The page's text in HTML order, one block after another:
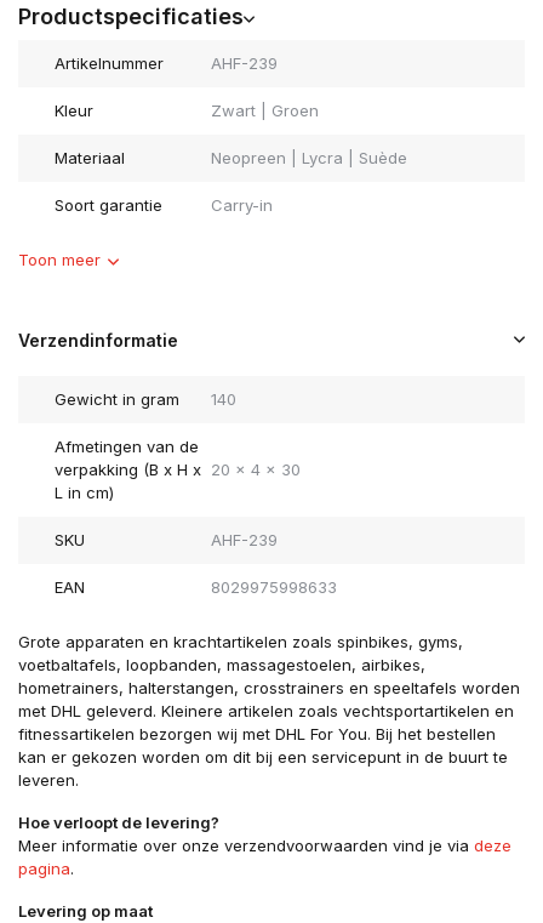
Productspecificaties
Artikelnummer AHF-239
Kleur Zwart | Groen
Materiaal Neopreen | Lycra | Suède
Soort garantie Carry-in
Toon meer
Verzendinformatie
Gewicht in gram 140
Afmetingen van de
verpakking (B x H x
L in cm)
20 x 4 x 30
SKU AHF-239
EAN 8029975998633
Grote apparaten en krachtartikelen zoals spinbikes, gyms,
voetbaltafels, loopbanden, massagestoelen, airbikes,
hometrainers, halterstangen, crosstrainers en speeltafels worden
met DHL geleverd. Kleinere artikelen zoals vechtsportartikelen en
fitnessartikelen bezorgen wij met DHL For You. Bij het bestellen
kan er gekozen worden om dit bij een servicepunt in de buurt te
leveren.
Hoe verloopt de levering?
Meer informatie over onze verzendvoorwaarden vind je via deze
pagina.
Levering op maat